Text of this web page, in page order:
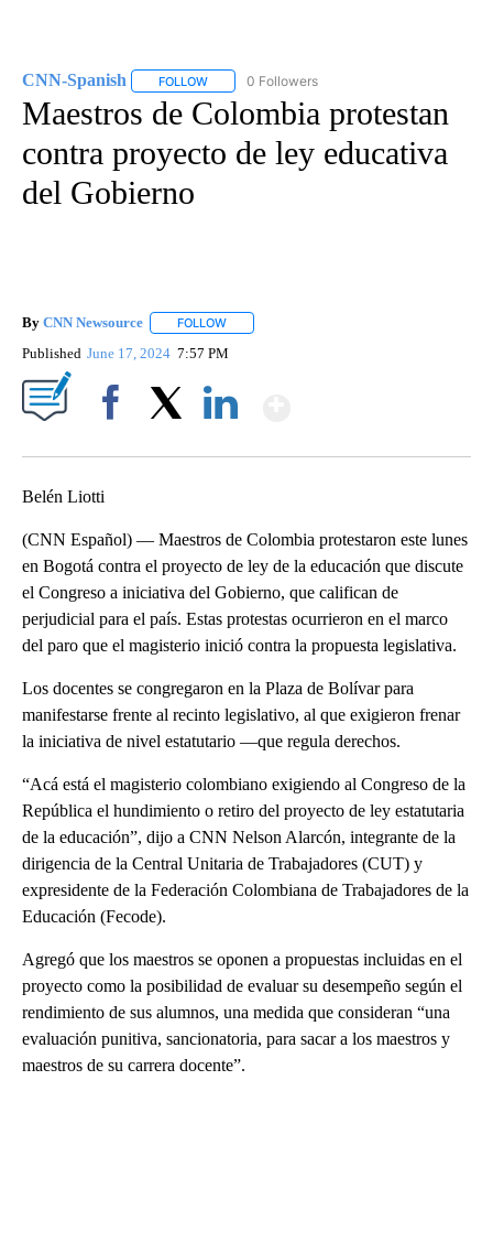
CNN-Spanish FOLLOW FOLLOW "CNN-SPANISH" TO RECEIVE
0 Followers
Maestros de Colombia protestan
contra proyecto de ley educativa
del Gobierno
By CNN Newsource FOLLOW
Published June 17, 2024 7:57 PM
Belén Liotti
(CNN Español) — Maestros de Colombia protestaron este lunes
en Bogotá contra el proyecto de ley de la educación que discute
el Congreso a iniciativa del Gobierno, que califican de
perjudicial para el país. Estas protestas ocurrieron en el marco
del paro que el magisterio inició contra la propuesta legislativa.
Los docentes se congregaron en la Plaza de Bolívar para
manifestarse frente al recinto legislativo, al que exigieron frenar
la iniciativa de nivel estatutario ―que regula derechos.
“Acá está el magisterio colombiano exigiendo al Congreso de la
República el hundimiento o retiro del proyecto de ley estatutaria
de la educación”, dijo a CNN Nelson Alarcón, integrante de la
dirigencia de la Central Unitaria de Trabajadores (CUT) y
expresidente de la Federación Colombiana de Trabajadores de la
Educación (Fecode).
Agregó que los maestros se oponen a propuestas incluidas en el
proyecto como la posibilidad de evaluar su desempeño según el
rendimiento de sus alumnos, una medida que consideran “una
evaluación punitiva, sancionatoria, para sacar a los maestros y
maestros de su carrera docente”.